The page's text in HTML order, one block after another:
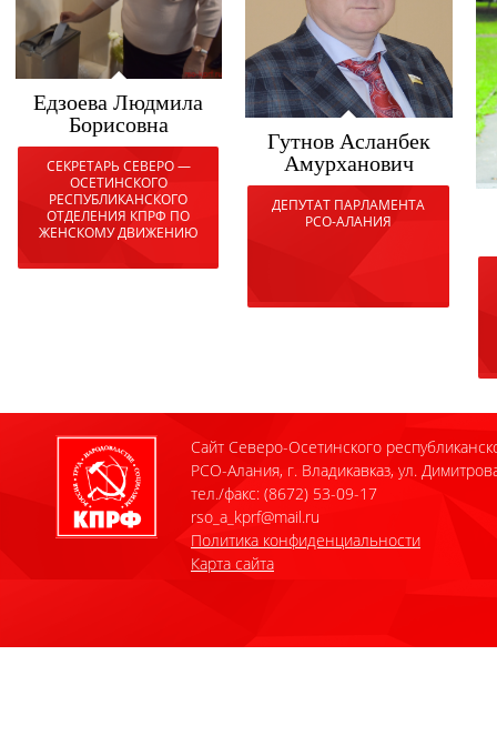
Едзоева Людмила
Борисовна
СЕКРЕТАРЬ СЕВЕРО —
ОСЕТИНСКОГО
РЕСПУБЛИКАНСКОГО
ОТДЕЛЕНИЯ КПРФ ПО
ЖЕНСКОМУ ДВИЖЕНИЮ
Гутнов Асланбек
Амурханович
ДЕПУТАТ ПАРЛАМЕНТА
РСО-АЛАНИЯ
Сайт Северо-Осетинского
РСО-Алания, г. Владикавказ, ул.
тел./факс: (8672) 53-09-17
rso_a_kprf@mail.ru
Политика конфиденциальности
Карта сайта